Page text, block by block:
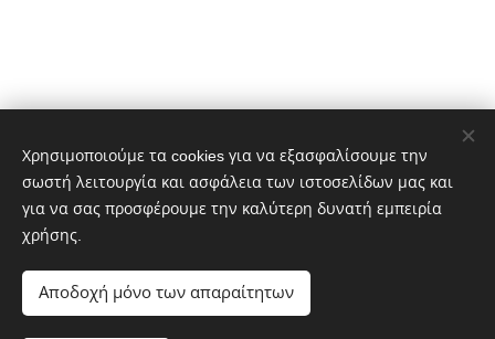
Χρησιμοποιούμε τα cookies για να εξασφαλίσουμε την
σωστή λειτουργία και ασφάλεια των ιστοσελίδων μας και
για να σας προσφέρουμε την καλύτερη δυνατή εμπειρία
χρήσης.
Αποδοχή μόνο των απαραίτητων